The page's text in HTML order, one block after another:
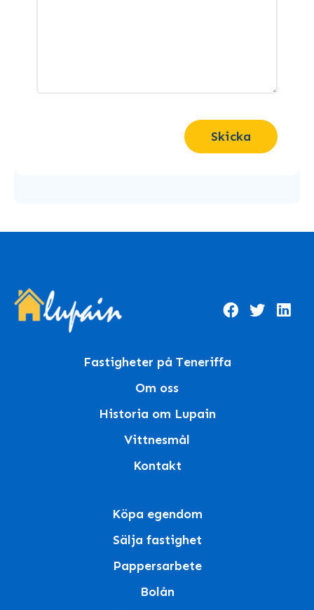
Skicka
Fastigheter på Teneriffa
Om oss
Historia om Lupain
Vittnesmål
Kontakt
Köpa egendom
Sälja fastighet
Pappersarbete
Bolån